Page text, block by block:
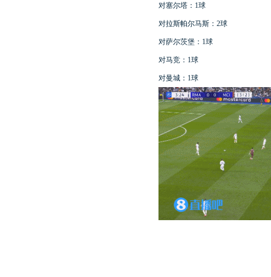
对塞尔塔：1球
对拉斯帕尔马斯：2球
对萨尔茨堡：1球
对马竞：1球
对曼城：1球